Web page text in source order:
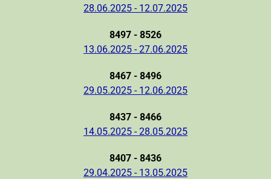
28.06.2025 - 12.07.2025
8497 - 8526
13.06.2025 - 27.06.2025
8467 - 8496
29.05.2025 - 12.06.2025
8437 - 8466
14.05.2025 - 28.05.2025
8407 - 8436
29.04.2025 - 13.05.2025